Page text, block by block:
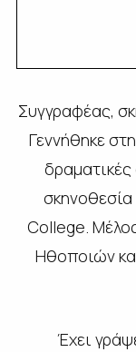
Συγγραφέας,
Γεννήθηκε
δραματικές
College.
Ηθοποιών
Έχει